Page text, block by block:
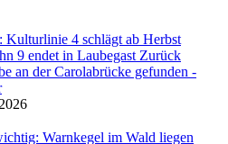
4 schlägt ab Herbst
9 endet in Laubegast Zurück
an der Carolabrücke gefunden -
Warnkegel im Wald liegen